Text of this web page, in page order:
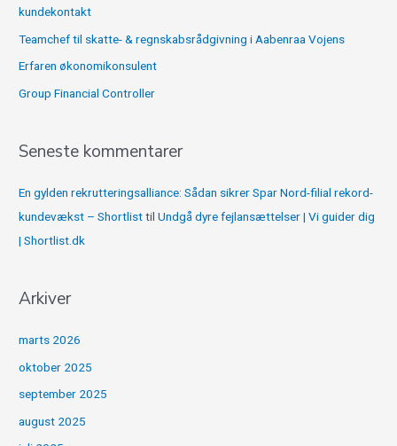
kundekontakt
Teamchef til skatte- & regnskabsrådgivning i Aabenraa Vojens
Erfaren økonomikonsulent
Group Financial Controller
Seneste kommentarer
En gylden rekrutteringsalliance: Sådan sikrer Spar Nord-filial rekord-
kundevækst – ShortlisttilUndgå dyre fejlansættelser | Vi guider dig
| Shortlist.dk
Arkiver
marts 2026
oktober 2025
september 2025
august 2025